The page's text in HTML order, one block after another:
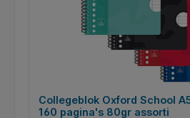
Collegeblok Oxford School
160 pagina's 80gr assorti